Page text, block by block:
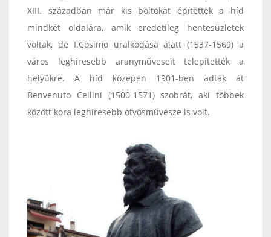
XIII. században már kis boltokat építettek a híd
mindkét oldalára, amik eredetileg hentesüzletek
voltak, de I.Cosimo uralkodása alatt (1537-1569) a
város leghíresebb aranyműveseit telepítették a
helyükre. A híd közepén 1901-ben adták át
Benvenuto Cellini (1500-1571) szobrát, aki többek
között kora leghíresebb ötvösművésze is volt.